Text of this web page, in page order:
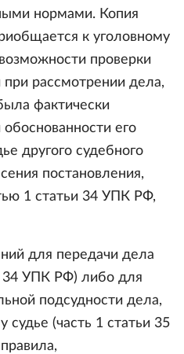
нормами. Копия
к уголовному
проверки
рассмотрении дела,
фактически
его
другого судебного
постановления,
1 статьи 34 УПК РФ,
для передачи дела
34 УПК РФ) либо для
подсудности дела,
(часть 1 статьи 35